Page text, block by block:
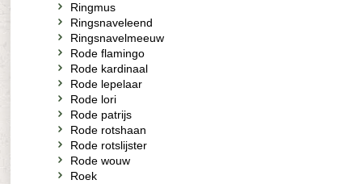
Ringmus
Ringsnaveleend
Ringsnavelmeeuw
Rode flamingo
Rode kardinaal
Rode lepelaar
Rode lori
Rode patrijs
Rode rotshaan
Rode rotslijster
Rode wouw
Roek